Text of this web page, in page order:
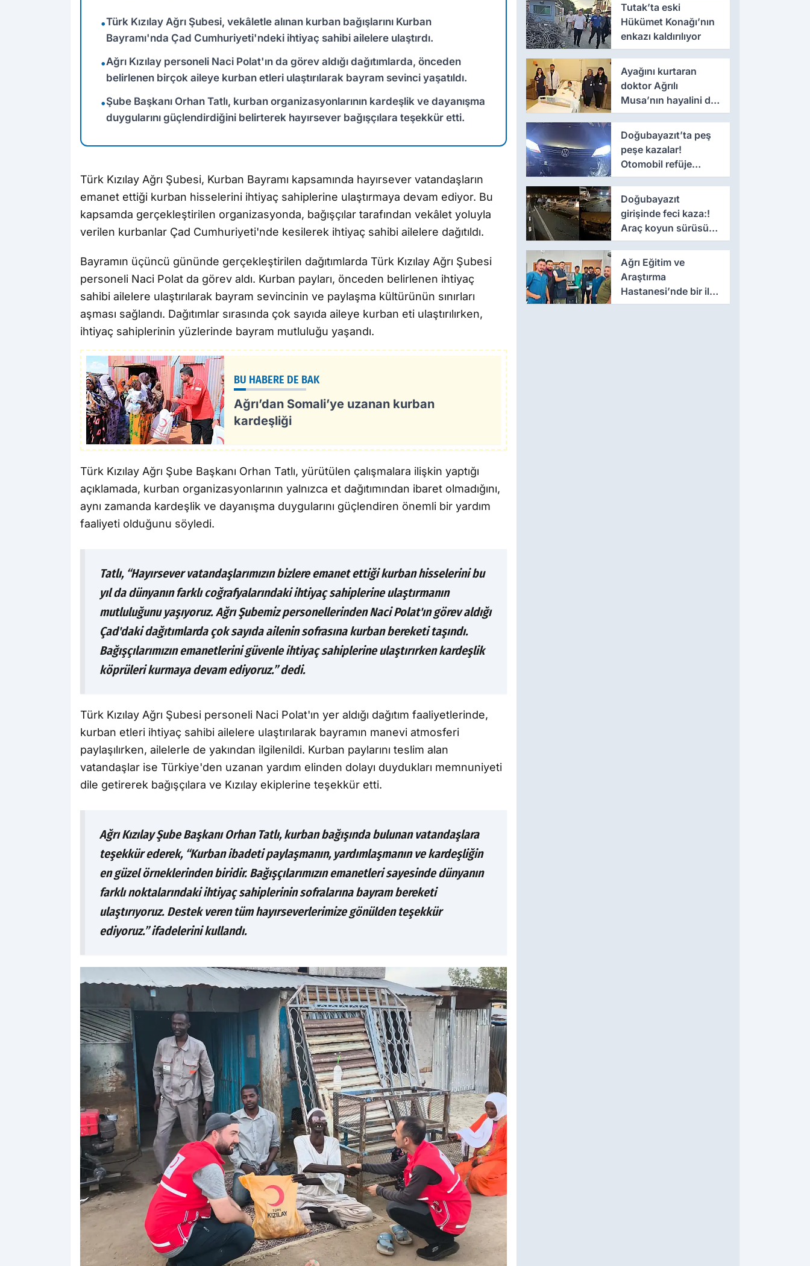
•Türk Kızılay Ağrı Şubesi, vekâletle alınan kurban bağışlarını Kurban
Bayramı'nda Çad Cumhuriyeti'ndeki ihtiyaç sahibi ailelere ulaştırdı.
•Ağrı Kızılay personeli Naci Polat'ın da görev aldığı dağıtımlarda, önceden
belirlenen birçok aileye kurban etleri ulaştırılarak bayram sevinci yaşatıldı.
•Şube Başkanı Orhan Tatlı, kurban organizasyonlarının kardeşlik ve dayanışma
duygularını güçlendirdiğini belirterek hayırsever bağışçılara teşekkür etti.
Türk Kızılay Ağrı Şubesi, Kurban Bayramı kapsamında hayırsever vatandaşların
emanet ettiği kurban hisselerini ihtiyaç sahiplerine ulaştırmaya devam ediyor. Bu
kapsamda gerçekleştirilen organizasyonda, bağışçılar tarafından vekâlet yoluyla
verilen kurbanlar Çad Cumhuriyeti'nde kesilerek ihtiyaç sahibi ailelere dağıtıldı.
Bayramın üçüncü gününde gerçekleştirilen dağıtımlarda Türk Kızılay Ağrı Şubesi
personeli Naci Polat da görev aldı. Kurban payları, önceden belirlenen ihtiyaç
sahibi ailelere ulaştırılarak bayram sevincinin ve paylaşma kültürünün sınırları
aşması sağlandı. Dağıtımlar sırasında çok sayıda aileye kurban eti ulaştırılırken,
ihtiyaç sahiplerinin yüzlerinde bayram mutluluğu yaşandı.
BU HABERE DE BAK
Ağrı’dan Somali’ye uzanan kurban
kardeşliği
Türk Kızılay Ağrı Şube Başkanı Orhan Tatlı, yürütülen çalışmalara ilişkin yaptığı
açıklamada, kurban organizasyonlarının yalnızca et dağıtımından ibaret olmadığını,
aynı zamanda kardeşlik ve dayanışma duygularını güçlendiren önemli bir yardım
faaliyeti olduğunu söyledi.
Tatlı, “Hayırsever vatandaşlarımızın bizlere emanet ettiği kurban hisselerini bu
yıl da dünyanın farklı coğrafyalarındaki ihtiyaç sahiplerine ulaştırmanın
mutluluğunu yaşıyoruz. Ağrı Şubemiz personellerinden Naci Polat'ın görev aldığı
Çad'daki dağıtımlarda çok sayıda ailenin sofrasına kurban bereketi taşındı.
Bağışçılarımızın emanetlerini güvenle ihtiyaç sahiplerine ulaştırırken kardeşlik
köprüleri kurmaya devam ediyoruz.” dedi.
Türk Kızılay Ağrı Şubesi personeli Naci Polat'ın yer aldığı dağıtım faaliyetlerinde,
kurban etleri ihtiyaç sahibi ailelere ulaştırılarak bayramın manevi atmosferi
paylaşılırken, ailelerle de yakından ilgilenildi. Kurban paylarını teslim alan
vatandaşlar ise Türkiye'den uzanan yardım elinden dolayı duydukları memnuniyeti
dile getirerek bağışçılara ve Kızılay ekiplerine teşekkür etti.
Ağrı Kızılay Şube Başkanı Orhan Tatlı, kurban bağışında bulunan vatandaşlara
teşekkür ederek, “Kurban ibadeti paylaşmanın, yardımlaşmanın ve kardeşliğin
en güzel örneklerinden biridir. Bağışçılarımızın emanetleri sayesinde dünyanın
farklı noktalarındaki ihtiyaç sahiplerinin sofralarına bayram bereketi
ulaştırıyoruz. Destek veren tüm hayırseverlerimize gönülden teşekkür
ediyoruz.” ifadelerini kullandı.
Tutak’ta eski
Hükümet Konağı’nın
enkazı kaldırılıyor
Ayağını kurtaran
doktor Ağrılı
Musa’nın hayalini de
değiştirdi
Doğubayazıt’ta peş
peşe kazalar!
Otomobil refüje
savruldu
Doğubayazıt
girişinde feci kaza:!
Araç koyun sürüsüne
daldı
Ağrı Eğitim ve
Araştırma
Hastanesi’nde bir ilk
gerçekleştirildi